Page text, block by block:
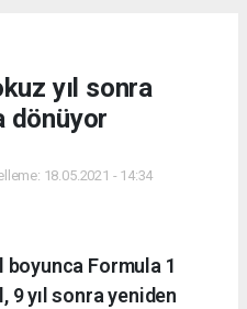
yıl sonra
dönüyor
18.05.2021 - 14:34
boyunca Formula 1
9 yıl sonra yeniden